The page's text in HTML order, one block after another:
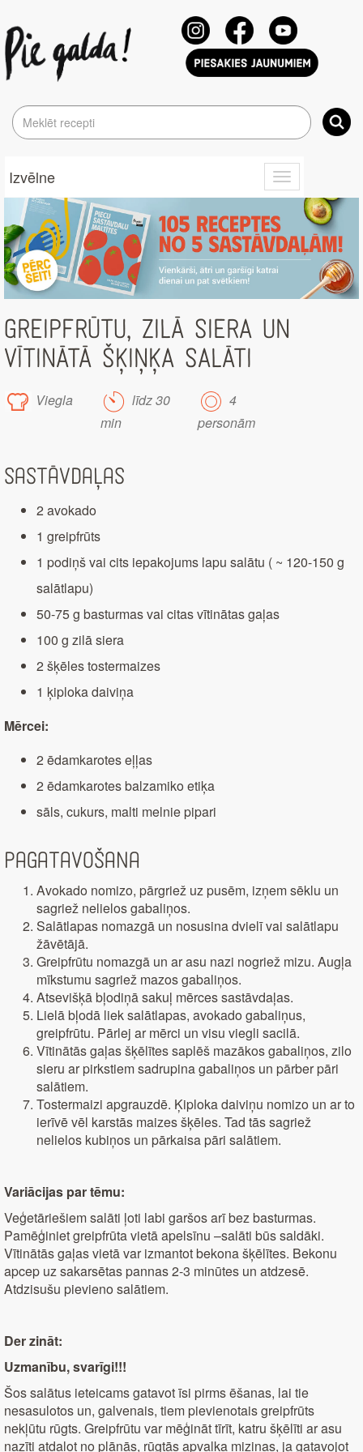
Toggle
navigation
Izvēlne
GREIPFRŪTU, ZILĀ SIERA UN
VĪTINĀTĀ ŠĶIŅĶA SALĀTI
Viegla
līdz 30
min
4
personām
Sastāvdaļas
2 avokado
1 greipfrūts
1 podiņš vai cits iepakojums lapu salātu ( ~ 120-150 g
salātlapu)
50-75 g basturmas vai citas vītinātas gaļas
100 g zilā siera
2 šķēles tostermaizes
1 ķiploka daiviņa
Mērcei:
2 ēdamkarotes eļļas
2 ēdamkarotes balzamiko etiķa
sāls, cukurs, malti melnie pipari
Pagatavošana
Avokado nomizo, pārgriež uz pusēm, izņem sēklu un
sagriež nelielos gabaliņos.
Salātlapas nomazgā un nosusina dvielī vai salātlapu
žāvētājā.
Greipfrūtu nomazgā un ar asu nazi nogriež mizu. Augļa
mīkstumu sagriež mazos gabaliņos.
Atsevišķā bļodiņā sakuļ mērces sastāvdaļas.
Lielā bļodā liek salātlapas, avokado gabaliņus,
greipfrūtu. Pārlej ar mērci un visu viegli sacilā.
Vītinātās gaļas šķēlītes saplēš mazākos gabaliņos, zilo
sieru ar pirkstiem sadrupina gabaliņos un pārber pāri
salātiem.
Tostermaizi apgrauzdē. Ķiploka daiviņu nomizo un ar to
ierīvē vēl karstās maizes šķēles. Tad tās sagriež
nelielos kubiņos un pārkaisa pāri salātiem.
Variācijas par tēmu:
Veģetāriešiem salāti ļoti labi garšos arī bez basturmas.
Pamēģiniet greipfrūta vietā apelsīnu –salāti būs saldāki.
Vītinātās gaļas vietā var izmantot bekona šķēlītes. Bekonu
apcep uz sakarsētas pannas 2-3 minūtes un atdzesē.
Atdzisušu pievieno salātiem.
Der zināt:
Uzmanību, svarīgi!!!
Šos salātus ieteicams gatavot īsi pirms ēšanas, lai tie
nesasulotos un, galvenais, tiem pievienotais greipfrūts
nekļūtu rūgts. Greipfrūtu var mēģināt tīrīt, katru šķēlīti ar asu
nazīti atdalot no plānās, rūgtās apvalka miziņas, ja gatavojot